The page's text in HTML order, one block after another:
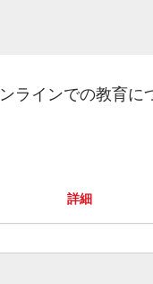
ラインでの教育に
詳細